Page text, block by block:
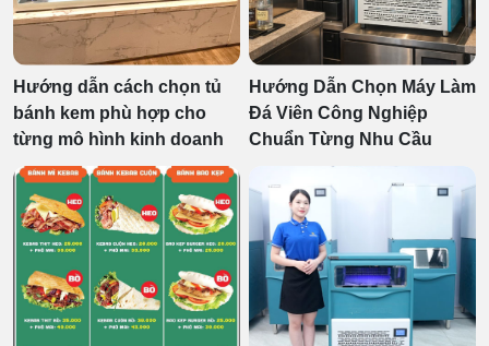
Hướng dẫn cách chọn tủ
bánh kem phù hợp cho
từng mô hình kinh doanh
Hướng Dẫn Chọn Máy Làm
Đá Viên Công Nghiệp
Chuẩn Từng Nhu Cầu